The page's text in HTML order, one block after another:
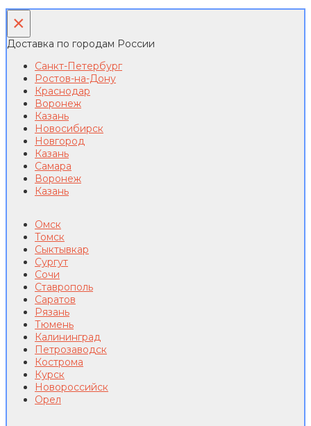
×
Доставка по городам России
Санкт-Петербург
Ростов-на-Дону
Краснодар
Воронеж
Казань
Новосибирск
Новгород
Казань
Самара
Воронеж
Казань
Омск
Томск
Сыктывкар
Сургут
Сочи
Ставрополь
Саратов
Рязань
Тюмень
Калининград
Петрозаводск
Кострома
Курск
Новороссийск
Орел